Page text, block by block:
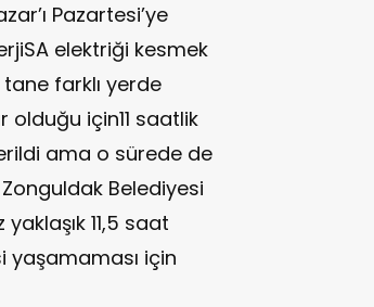
Pazartesi’ye
elektriği kesmek
tane farklı yerde
için11 saatlik
ama o sürede de
Zonguldak Belediyesi
11,5 saat
yaşamaması için